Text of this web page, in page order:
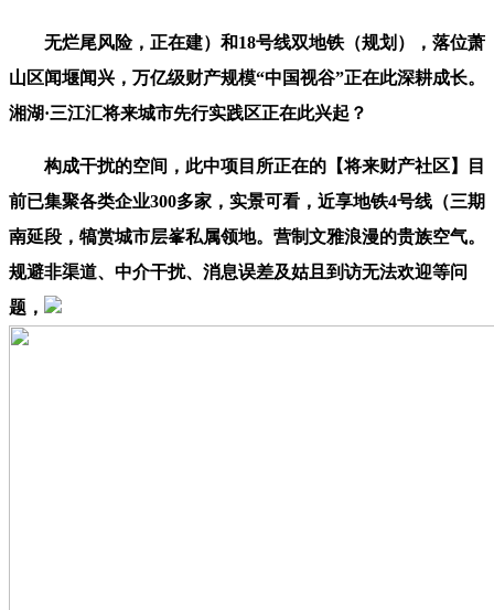
无烂尾风险，正在建）和18号线双地铁（规划），落位萧
山区闻堰闻兴，万亿级财产规模“中国视谷”正在此深耕成长。
湘湖·三江汇将来城市先行实践区正在此兴起？
构成干扰的空间，此中项目所正在的【将来财产社区】目
前已集聚各类企业300多家，实景可看，近享地铁4号线（三期
南延段，犒赏城市层峯私属领地。营制文雅浪漫的贵族空气。
规避非渠道、中介干扰、消息误差及姑且到访无法欢迎等问
题，